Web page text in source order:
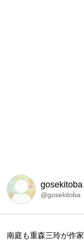
gosekitoba
@gosekitoba
南庭も重森三玲が作